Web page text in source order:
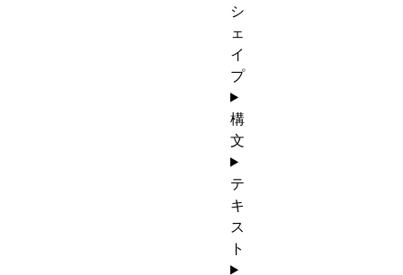
シ
ェ
イ
プ
構
文
テ
キ
ス
ト